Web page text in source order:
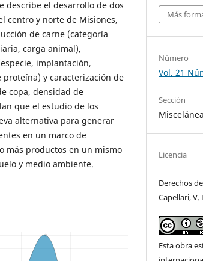
describe el desarrollo de dos
centro y norte de Misiones,
de carne (categoría
carga animal),
implantación,
y caracterización de
copa, densidad de
que el estudio de los
alternativa para generar
en un marco de
más productos en un mismo
y medio ambiente.
Más
Número
Vol. 21
Sección
Miscelánea
Licencia
Derechos
Capellari, V.
Esta obra